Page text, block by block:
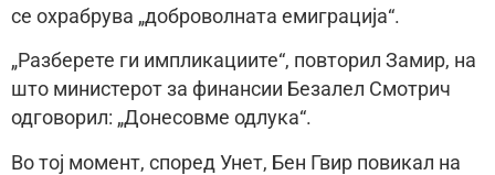
се охрабрува „доброволната емиграција“.
„Разберете ги импликациите“, повторил Замир, на
што министерот за финансии Безалел Смотрич
одговорил: „Донесовме одлука“.
Во тој момент, според Унет, Бен Гвир повикал на